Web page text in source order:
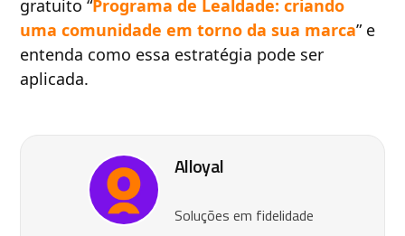
gratuito “Programa de Lealdade: criando
uma comunidade em torno da sua marca” e
entenda como essa estratégia pode ser
aplicada.
Alloyal
Soluções em fidelidade